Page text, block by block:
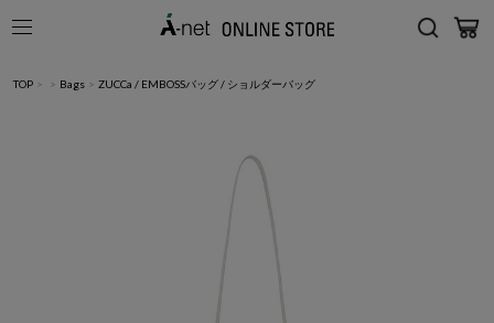
TOP > > Bags > ZUCCa / EMBOSSバッグ / ショルダーバッグ